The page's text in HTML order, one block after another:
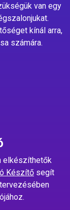
van egy
kínál arra,
számára.
elkészíthetők
Készítő segít